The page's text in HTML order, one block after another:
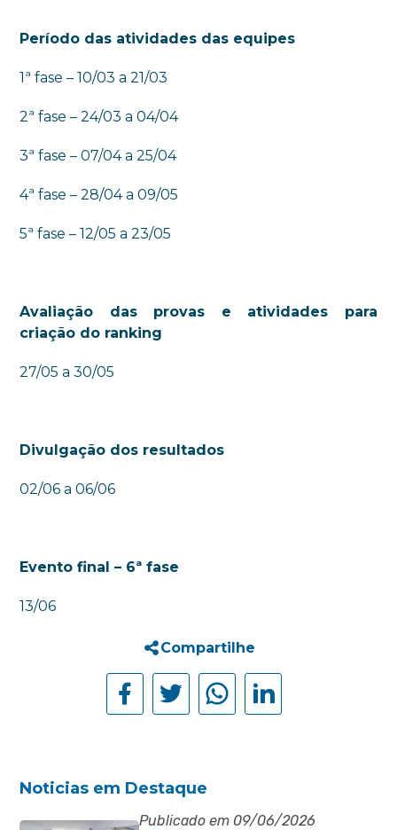
Período das atividades das equipes
1ª fase – 10/03 a 21/03
2ª fase – 24/03 a 04/04
3ª fase – 07/04 a 25/04
4ª fase – 28/04 a 09/05
5ª fase – 12/05 a 23/05
Avaliação das provas e atividades para
criação do ranking
27/05 a 30/05
Divulgação dos resultados
02/06 a 06/06
Evento final – 6ª fase
13/06
Compartilhe
Noticias em Destaque
Publicado em 09/06/2026